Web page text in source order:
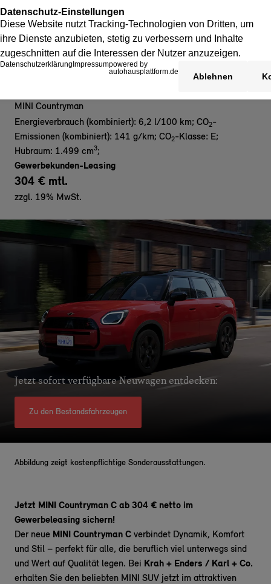
MINI Countryman
Energieverbrauch (kombiniert): 6,2 l/100 km; CO2-
Emissionen (kombiniert): 141 g/km; CO2-Klasse: E;
Hubraum: 1.499 cm3;
Gewerbekunden-Leasing
304 € mtl.
zzgl. 19% MwSt.
Jetzt sofort verfügbare Neuwagen entdecken:
Zu den Bestandsfahrzeugen
Abbildung zeigt kostenpflichtige Sonderausstattungen.
Jetzt MINI Countryman C ab 304 € netto im
Gewerbeleasing sichern!
Der neue MINI Countryman C verbindet Dynamik, Komfort
und Stil – perfekt für alle, die beruflich viel unterwegs sind
und Wert auf Qualität legen. Bei Krah + Enders / Karl + Co.
erhalten Sie den beliebten MINI SUV jetzt im attraktiven